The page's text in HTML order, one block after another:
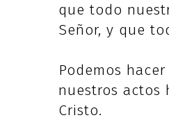
que todo
Señor, y que
Podemos
nuestros actos
Cristo.